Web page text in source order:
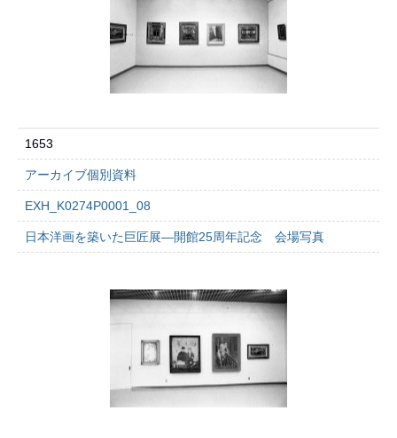
1653
アーカイブ個別資料
EXH_K0274P0001_08
日本洋画を築いた巨匠展―開館25周年記念 会場写真